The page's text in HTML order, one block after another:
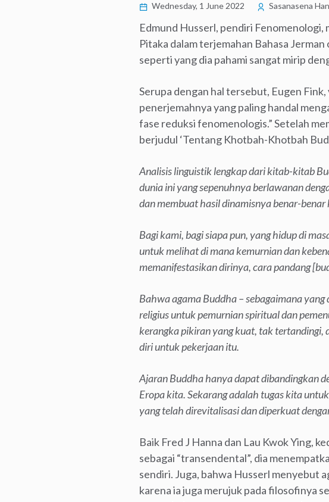
Wednesday, 1 June 2022 Sasanasena
Edmund Husserl, pendiri Fenomenologi,
Pitaka dalam terjemahan Bahasa
seperti yang dia pahami sangat mirip
Serupa dengan hal tersebut, Eugen
penerjemahnya yang paling handal
fase reduksi fenomenologis.” Setelah
berjudul ‘Tentang Khotbah-Khotbah
Analisis linguistik lengkap dari kitab-kitab
dunia ini yang sepenuhnya berlawanan
dan membuat hasil dinamisnya benar-
Bagi kami, bagi siapa pun, yang hidup di
untuk melihat di mana kemurnian dan
memanifestasikan dirinya, cara pandang
Bahwa agama Buddha – sebagaimana
religius untuk pemurnian spiritual dan
kerangka pikiran yang kuat, tak tertandingi,
diri untuk pekerjaan itu.
Ajaran Buddha hanya dapat dibandingkan
Eropa kita. Sekarang adalah tugas kita
yang telah direvitalisasi dan diperkuat
Baik Fred J Hanna dan Lau Kwok Ying,
sebagai “transendental”, dia
sendiri. Juga, bahwa Husserl menyebut
karena ia juga merujuk pada filosofinya